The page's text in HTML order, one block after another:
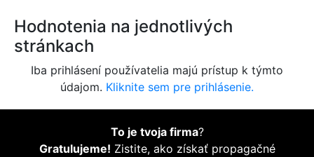
Hodnotenia na jednotlivých
stránkach
Iba prihlásení používatelia majú prístup k týmto
údajom. Kliknite sem pre prihlásenie.
To je tvoja firma?
Gratulujeme! Zistite, ako získať propagačné